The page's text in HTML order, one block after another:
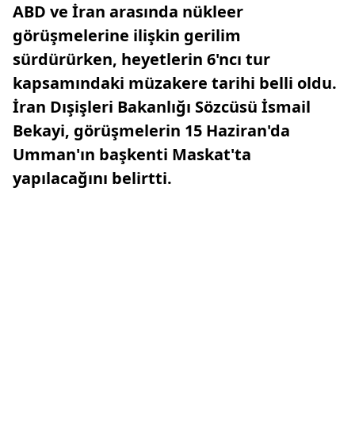
ABD ve İran arasında nükleer
görüşmelerine ilişkin gerilim
sürdürürken, heyetlerin 6'ncı tur
kapsamındaki müzakere tarihi belli oldu.
İran Dışişleri Bakanlığı Sözcüsü İsmail
Bekayi, görüşmelerin 15 Haziran'da
Umman'ın başkenti Maskat'ta
yapılacağını belirtti.